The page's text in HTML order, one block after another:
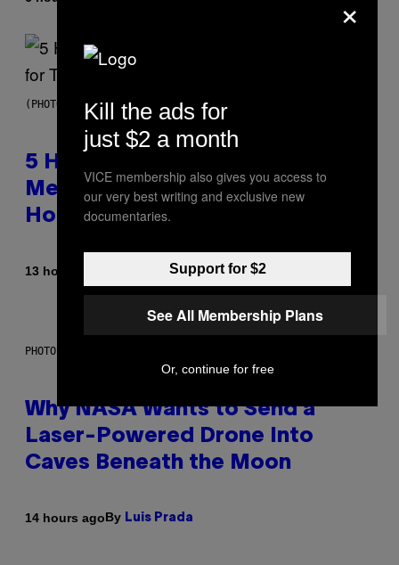
(PHOTO BY STEVE GRANITZ/WIREIMAGE)
5 Hip-Hop Songs That Are Most
Memorable for Their Classic
Hooks
13 hours ago Caleb Catlin
PHOTO: NASA; DR PIXEL / GETTY IMAGES
Why NASA Wants to Send a
Laser-Powered Drone Into
Caves Beneath the Moon
14 hours agoBy Luis Prada
Kill the ads for
just $2 a month
VICE membership also gives you access to
our very best writing and exclusive new
documentaries.
Support for $2
See All Membership Plans
Or, continue for free